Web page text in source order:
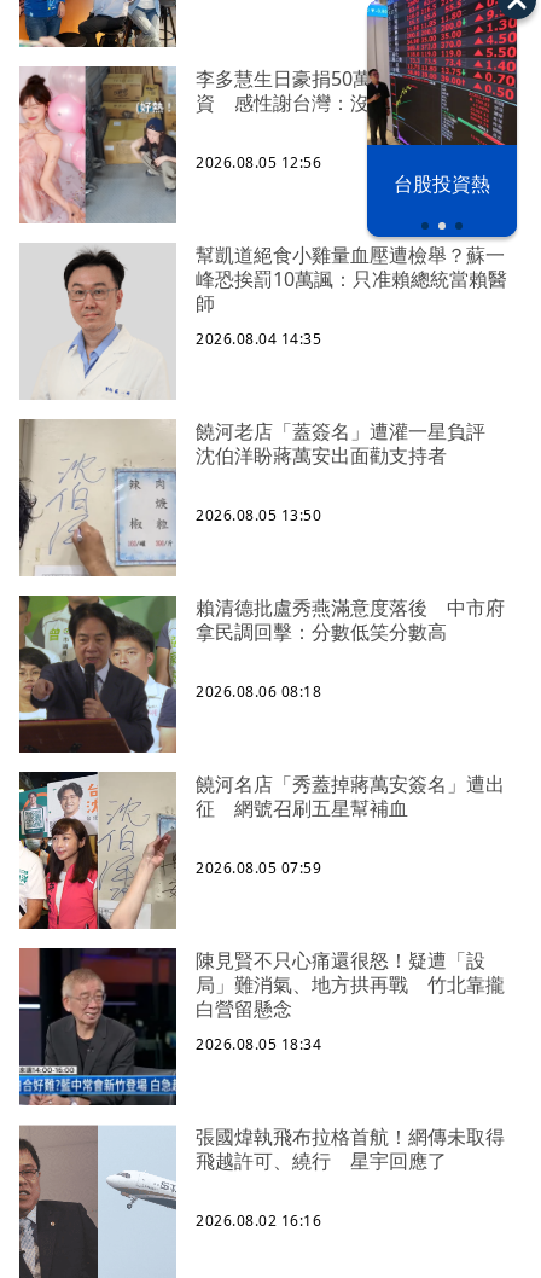
以色列 穹頂
台股投資熱
李多慧生日豪捐50萬、親搭卡車送物
資 感性謝台灣：沒有大家就沒我
2026.08.05 12:56
幫凱道絕食小雞量血壓遭檢舉？蘇一
峰恐挨罰10萬諷：只准賴總統當賴醫
師
2026.08.04 14:35
饒河老店「蓋簽名」遭灌一星負評
沈伯洋盼蔣萬安出面勸支持者
2026.08.05 13:50
賴清德批盧秀燕滿意度落後 中市府
拿民調回擊：分數低笑分數高
2026.08.06 08:18
饒河名店「秀蓋掉蔣萬安簽名」遭出
征 網號召刷五星幫補血
2026.08.05 07:59
陳見賢不只心痛還很怒！疑遭「設
局」難消氣、地方拱再戰 竹北靠攏
白營留懸念
2026.08.05 18:34
張國煒執飛布拉格首航！網傳未取得
飛越許可、繞行 星宇回應了
2026.08.02 16:16